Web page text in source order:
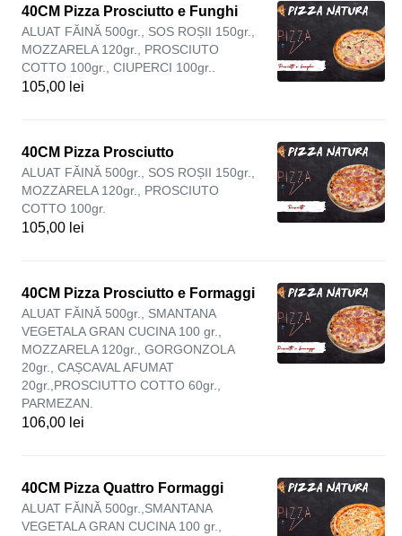
40CM Pizza Prosciutto e Funghi
ALUAT FĂINĂ 500gr., SOS ROȘII 150gr.,
MOZZARELA 120gr., PROSCIUTO
COTTO 100gr., CIUPERCI 100gr..
105,00 lei
40CM Pizza Prosciutto
ALUAT FĂINĂ 500gr., SOS ROȘII 150gr.,
MOZZARELA 120gr., PROSCIUTO
COTTO 100gr.
105,00 lei
40CM Pizza Prosciutto e Formaggi
ALUAT FĂINĂ 500gr., SMANTANA
VEGETALA GRAN CUCINA 100 gr.,
MOZZARELA 120gr., GORGONZOLA
20gr., CAȘCAVAL AFUMAT
20gr.,PROSCIUTTO COTTO 60gr.,
PARMEZAN.
106,00 lei
40CM Pizza Quattro Formaggi
ALUAT FĂINĂ 500gr.,SMANTANA
VEGETALA GRAN CUCINA 100 gr.,